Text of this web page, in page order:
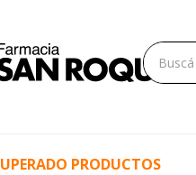
PRODUCTOS
storefront